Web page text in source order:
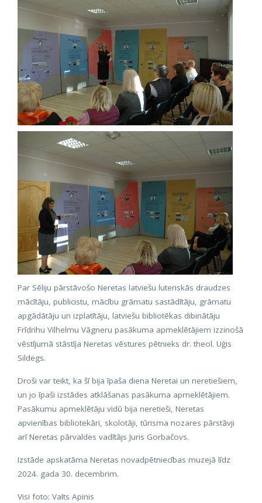
Par Sēliju pārstāvošo Neretas latviešu luteriskās draudzes
mācītāju, publicistu, mācību grāmatu sastādītāju, grāmatu
apgādātāju un izplatītāju, latviešu bibliotēkas dibinātāju
Frīdrihu Vilhelmu Vāgneru pasākuma apmeklētājiem izzinošā
vēstījumā stāstīja Neretas vēstures pētnieks dr. theol. Uģis
Sildegs.
Droši var teikt, ka šī bija īpaša diena Neretai un neretiešiem,
un jo īpaši izstādes atklāšanas pasākuma apmeklētājiem.
Pasākumu apmeklētāju vidū bija neretieši, Neretas
apvienības bibliotekāri, skolotāji, tūrisma nozares pārstāvji
arī Neretas pārvaldes vadītājs Juris Gorbačovs.
Izstāde apskatāma Neretas novadpētniecības muzejā līdz
2024. gada 30. decembrim.
Visi foto: Valts Apinis